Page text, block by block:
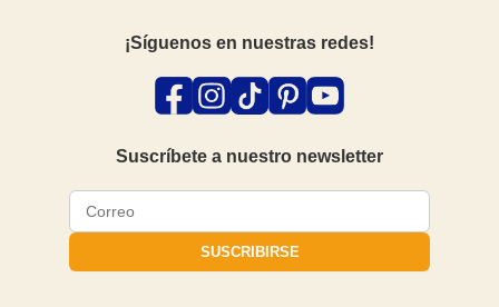
¡Síguenos en nuestras redes!
Suscríbete a nuestro newsletter
SUSCRIBIRSE